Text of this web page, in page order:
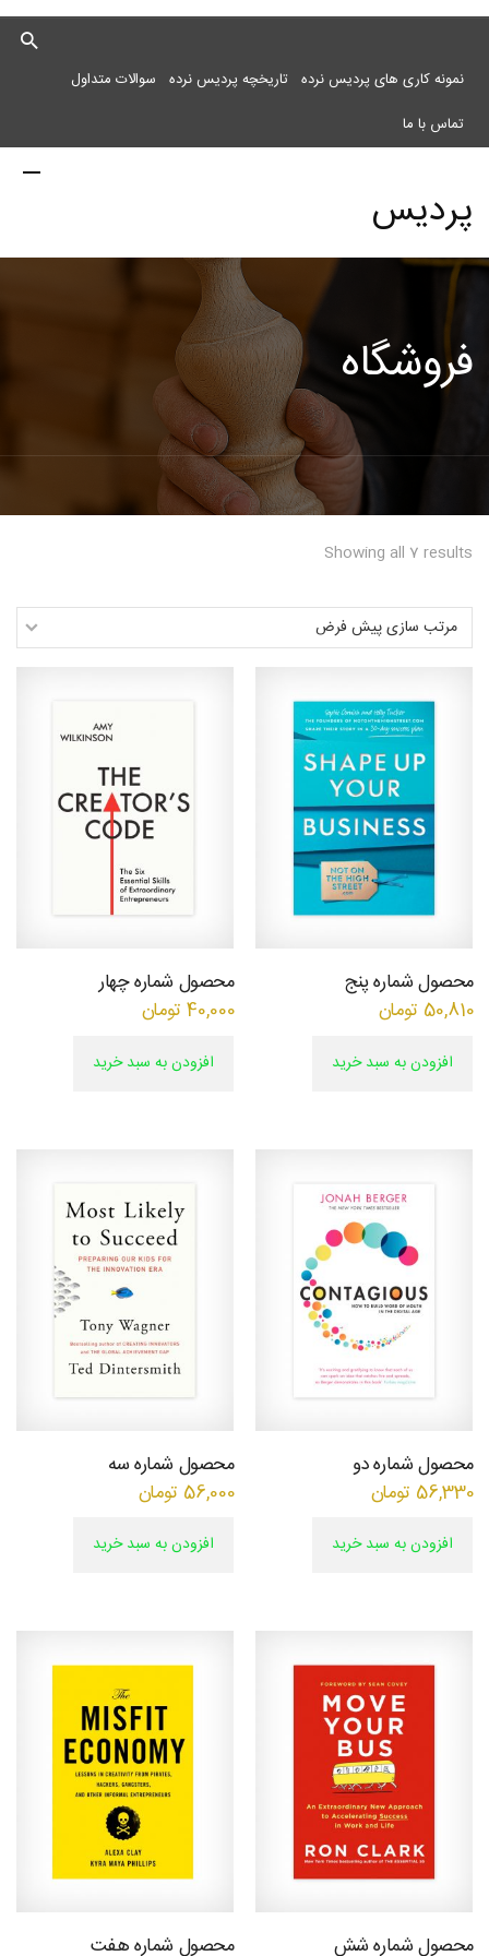
نمونه کاری های پردیس نرده تاریخچه پردیس نرده سوالات متداول
تماس با ما
پردیس
نرده
فوق
تخصصی
نصب
نرده
های
چوبی
منبت
سی ان
روتاری
در
شمال
غرب
فروشگاه
Showing all 7 results
محصول شماره پنج
50,810 تومان
افزودن به سبد خرید
محصول شماره چهار
40,000 تومان
افزودن به سبد خرید
محصول شماره دو
56,330 تومان
افزودن به سبد خرید
محصول شماره سه
56,000 تومان
افزودن به سبد خرید
محصول شماره شش محصول شماره هفت